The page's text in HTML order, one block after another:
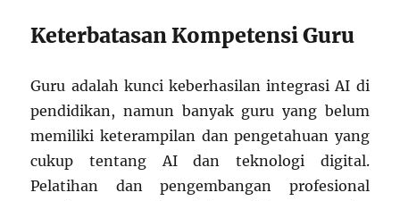
Keterbatasan Kompetensi Guru
Guru adalah kunci keberhasilan integrasi AI di
pendidikan, namun banyak guru yang belum
memiliki keterampilan dan pengetahuan yang
cukup tentang AI dan teknologi digital.
Pelatihan dan pengembangan profesional